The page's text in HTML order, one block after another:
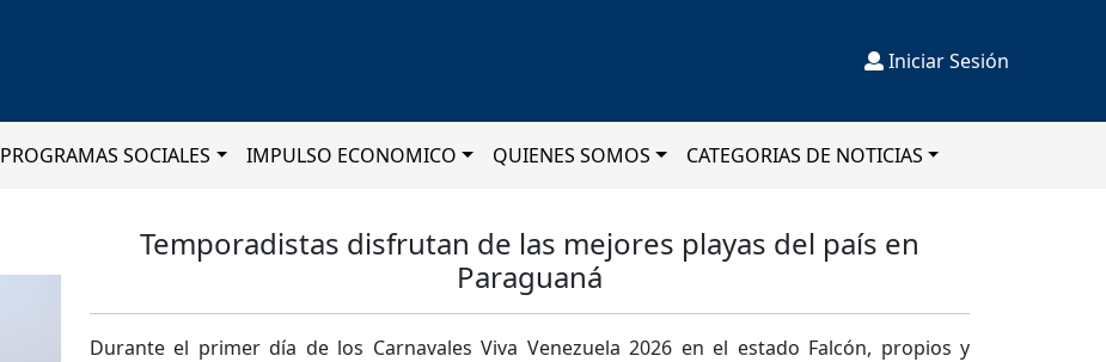
Iniciar Sesión
PROGRAMAS SOCIALES IMPULSO ECONOMICO QUIENES SOMOS CATEGORIAS DE NOTICIAS
Temporadistas disfrutan de las mejores playas del país en
Paraguaná
Durante el primer día de los Carnavales Viva Venezuela 2026 en el estado Falcón, propios y